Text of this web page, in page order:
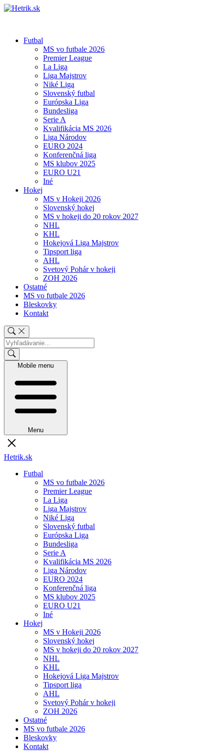
Futbal
MS vo futbale 2026
Premier League
La Liga
Liga Majstrov
Niké Liga
Slovenský futbal
Európska Liga
Bundesliga
Serie A
Kvalifikácia MS 2026
Liga Národov
EURO 2024
Konferenčná liga
MS klubov 2025
EURO U21
Iné
Hokej
MS v Hokeji 2026
Slovenský hokej
MS v hokeji do 20 rokov 2027
NHL
KHL
Hokejová Liga Majstrov
Tipsport liga
AHL
Svetový Pohár v hokeji
ZOH 2026
Ostatné
MS vo futbale 2026
Bleskovky
Kontakt
Mobile menu
Menu
Hetrik.sk
Futbal
MS vo futbale 2026
Premier League
La Liga
Liga Majstrov
Niké Liga
Slovenský futbal
Európska Liga
Bundesliga
Serie A
Kvalifikácia MS 2026
Liga Národov
EURO 2024
Konferenčná liga
MS klubov 2025
EURO U21
Iné
Hokej
MS v Hokeji 2026
Slovenský hokej
MS v hokeji do 20 rokov 2027
NHL
KHL
Hokejová Liga Majstrov
Tipsport liga
AHL
Svetový Pohár v hokeji
ZOH 2026
Ostatné
MS vo futbale 2026
Bleskovky
Kontakt